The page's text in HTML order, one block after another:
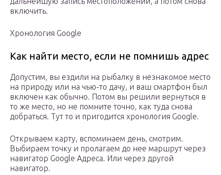
включить.
Хронология Google
Как найти место, если не помнишь адрес
Допустим, вы ездили на рыбалку в незнакомое место
на природу или на чью-то дачу, и ваш смартфон был
включен как обычно. Потом вы решили вернуться в
то же место, но не помните точно, как туда снова
добраться. Тут то и пригодится хронология Google.
Открываем карту, вспоминаем день, смотрим.
Выбираем точку и пролагаем до нее маршрут через
навигатор Google Адреса. Или через другой
навигатор.